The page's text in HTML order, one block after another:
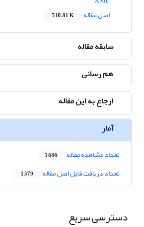
اصل مقاله
510.81 K
سابقه مقاله
هم رسانی
ارجاع به این مقاله
آمار
تعداد مشاهده مقاله 1,686
تعداد دریافت فایل اصل مقاله 1,379
دسترسی سریع